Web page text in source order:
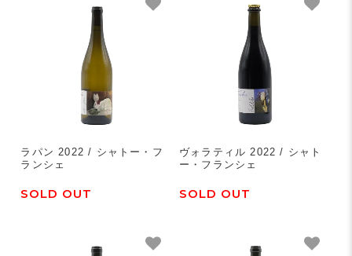
ラパン 2022 / シャトー・フ
ランシェ
SOLD OUT
ヴォラティル 2022 / シャト
ー・フランシェ
SOLD OUT